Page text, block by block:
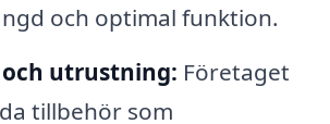
och optimal funktion.
utrustning: Företaget
tillbehör som